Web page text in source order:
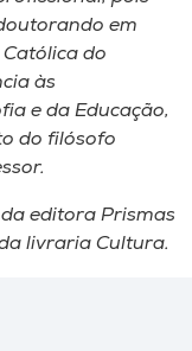
em
do
às
e da Educação,
do filósofo
editora Prismas
livraria Cultura.